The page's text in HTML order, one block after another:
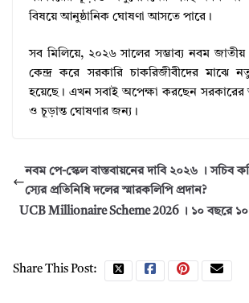
বিষয়ে আনুষ্ঠানিক ঘোষণা আসতে পারে।
সব মিলিয়ে, ২০২৬ সালের সম্ভাব্য নবম
কেন্দ্র করে সরকারি চাকরিজীবীদের মাঝে
হয়েছে। এখন সবাই অপেক্ষা করছেন সরকারের
ও চূড়ান্ত ঘোষণার জন্য।
নবম পে-স্কেল বাস্তবায়নের দাবি ২০২৬ । সচিব
স্যের প্রতিনিধি দলের স্মারকলিপি প্রদান?
UCB Millionaire Scheme 2026 । ১০ বছরে ১০
Share This Post: